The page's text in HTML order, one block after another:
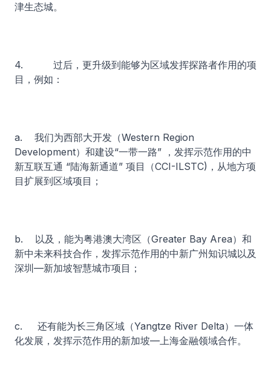
津生态城。
4. 过后，更升级到能够为区域发挥探路者作用的项
目，例如：
a. 我们为西部大开发（Western Region
Development）和建设“一带一路” ，发挥示范作用的中
新互联互通 “陆海新通道” 项目（CCI-ILSTC)，从地方项
目扩展到区域项目；
b. 以及，能为粤港澳大湾区（Greater Bay Area）和
新中未来科技合作，发挥示范作用的中新广州知识城以及
深圳—新加坡智慧城市项目；
c. 还有能为长三角区域（Yangtze River Delta）一体
化发展，发挥示范作用的新加坡—上海金融领域合作。